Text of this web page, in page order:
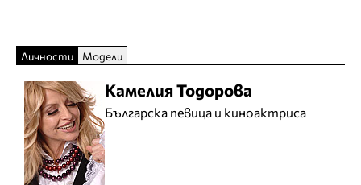
Личности Модели
Камелия Тодорова
Българска певица и киноактриса